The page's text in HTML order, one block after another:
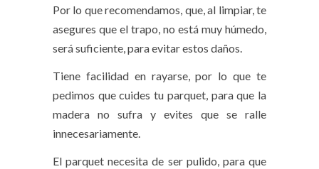
Por lo que recomendamos, que, al limpiar, te
asegures que el trapo, no está muy húmedo,
será suficiente, para evitar estos daños.
Tiene facilidad en rayarse, por lo que te
pedimos que cuides tu parquet, para que la
madera no sufra y evites que se ralle
innecesariamente.
El parquet necesita de ser pulido, para que